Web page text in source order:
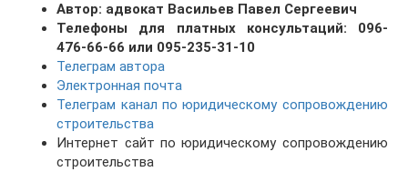
Автор: адвокат Васильев Павел Сергеевич
Телефоны для платных консультаций: 096-
476-66-66 или 095-235-31-10
Телеграм автора
Электронная почта
Телеграм канал по юридическому сопровождению
строительства
Интернет сайт по юридическому сопровождению
строительства